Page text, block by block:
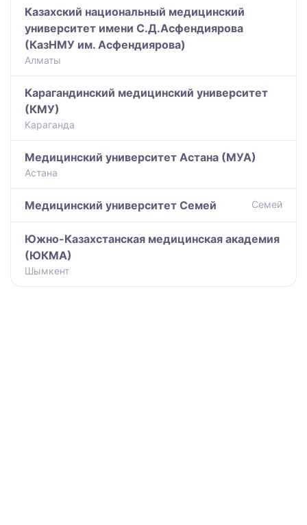
Казахский национальный медицинский
университет имени С.Д.Асфендиярова
(КазНМУ им. Асфендиярова)
Алматы
Карагандинский медицинский университет
(КМУ)
Караганда
Медицинский университет Астана (МУА)
Астана
Медицинский университет Семей Семей
Южно-Казахстанская медицинская академия
(ЮКМА)
Шымкент